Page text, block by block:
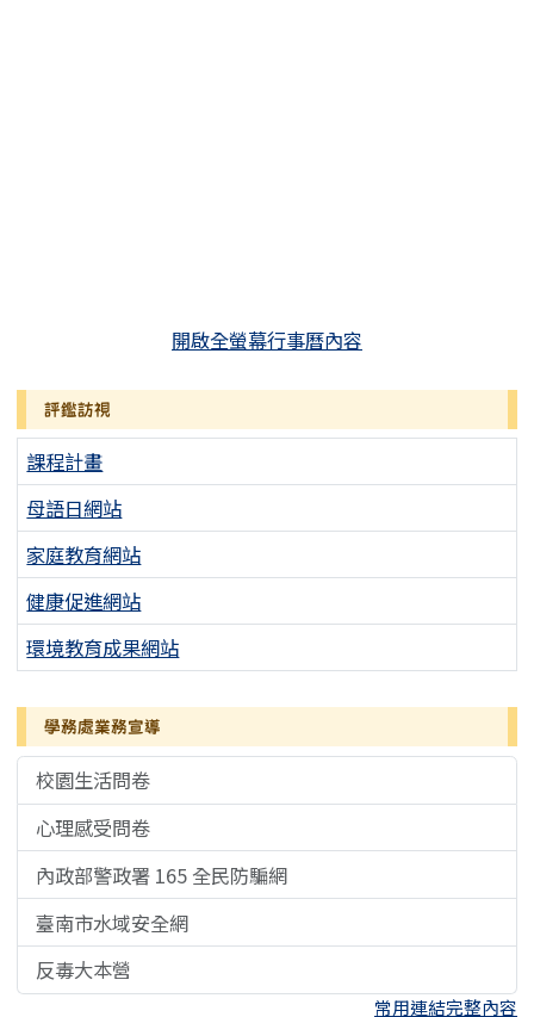
開啟全螢幕行事曆內容
評鑑訪視
課程計畫
母語日網站
家庭教育網站
健康促進網站
環境教育成果網站
學務處業務宣導
校園生活問卷
心理感受問卷
內政部警政署 165 全民防騙網
臺南市水域安全網
反毒大本營
常用連結完整內容